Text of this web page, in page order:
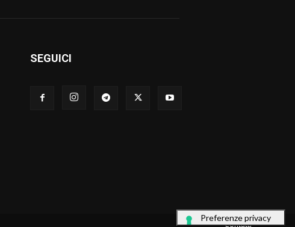
SEGUICI
Contatti